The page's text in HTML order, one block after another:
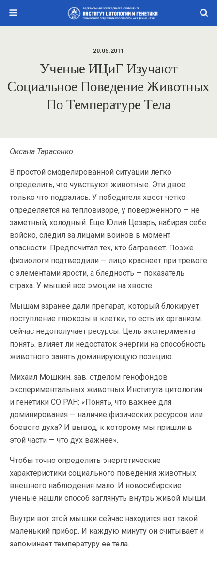
20.05.2011
Ученые ИЦиГ Изучают
Социальное Поведение Животных
По Температуре Тела
Оксана Тарасенко
В простой смоделированной ситуации легко
определить, что чувствуют животные. Эти двое
только что подрались. У победителя хвост четко
определяется на тепловизоре, у поверженного — не
заметный, холодный. Еще Юлий Цезарь, набирая себе
войско, следил за лицами воинов в момент
опасности. Предпочитал тех, кто багровеет. Позже
физиологи подтвердили — лицо краснеет при тревоге
с элементами ярости, а бледность — показатель
страха. У мышей все эмоции на хвосте.
Мышам заранее дали препарат, который блокирует
поступление глюкозы в клетки, то есть их организм,
сейчас недополучает ресурсы. Цель эксперимента
понять, влияет ли недостаток энергии на способность
животного занять доминирующую позицию.
Михаил Мошкин, зав. отделом генофондов
экспериментальных животных Института цитологии
и генетики СО РАН: «Понять, что важнее для
доминирования — наличие физических ресурсов или
боевого духа? И вывод, к которому мы пришли в
этой части — что дух важнее».
Чтобы точно определить энергетические
характеристики социального поведения животных
внешнего наблюдения мало. И новосибирские
ученые нашли способ заглянуть внутрь живой мыши.
Внутри вот этой мышки сейчас находится вот такой
маленький прибор. И каждую минуту он считывает и
запоминает температуру ее тела.